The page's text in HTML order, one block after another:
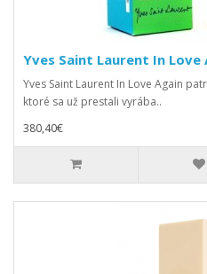
Yves Saint Laurent In Love
Yves Saint Laurent In Love Again
ktoré sa už prestali vyrába..
380,40€